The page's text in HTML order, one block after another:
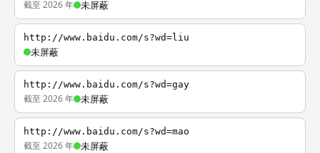
截至 2026 年 未屏蔽
http://www.baidu.com/s?wd=liu
未屏蔽
http://www.baidu.com/s?wd=gay
截至 2026 年 未屏蔽
http://www.baidu.com/s?wd=mao
截至 2026 年 未屏蔽